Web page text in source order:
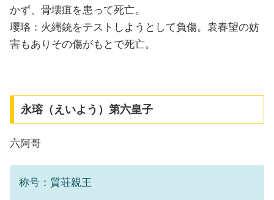
かず、骨壊疽を患って死亡。
瓔珞：火縄銃をテストしようとして負傷。袁春望の妨
害もありその傷がもとで死亡。
永瑢（えいよう）第六皇子
六阿哥
称号：質荘親王